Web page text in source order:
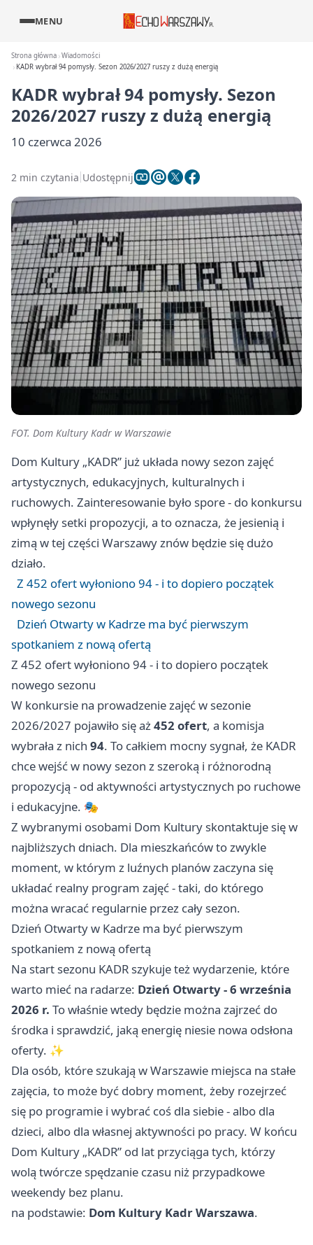
MENU
Strona główna Wiadomości
KADR wybrał 94 pomysły. Sezon 2026/2027 ruszy z dużą energią
KADR wybrał 94 pomysły. Sezon
2026/2027 ruszy z dużą energią
10 czerwca 2026
2 min czytania Udostępnij
FOT. Dom Kultury Kadr w Warszawie
Dom Kultury „KADR” już układa nowy sezon zajęć
artystycznych, edukacyjnych, kulturalnych i
ruchowych. Zainteresowanie było spore - do konkursu
wpłynęły setki propozycji, a to oznacza, że jesienią i
zimą w tej części Warszawy znów będzie się dużo
działo.
Z 452 ofert wyłoniono 94 - i to dopiero początek
nowego sezonu
Dzień Otwarty w Kadrze ma być pierwszym
spotkaniem z nową ofertą
Z 452 ofert wyłoniono 94 - i to dopiero początek
nowego sezonu
W konkursie na prowadzenie zajęć w sezonie
2026/2027 pojawiło się aż452 ofert, a komisja
wybrała z nich 94. To całkiem mocny sygnał, że KADR
chce wejść w nowy sezon z szeroką i różnorodną
propozycją - od aktywności artystycznych po ruchowe
i edukacyjne. 🎭
Z wybranymi osobami Dom Kultury skontaktuje się w
najbliższych dniach. Dla mieszkańców to zwykle
moment, w którym z luźnych planów zaczyna się
układać realny program zajęć - taki, do którego
można wracać regularnie przez cały sezon.
Dzień Otwarty w Kadrze ma być pierwszym
spotkaniem z nową ofertą
Na start sezonu KADR szykuje też wydarzenie, które
warto mieć na radarze: Dzień Otwarty - 6 września
2026 r. To właśnie wtedy będzie można zajrzeć do
środka i sprawdzić, jaką energię niesie nowa odsłona
oferty. ✨
Dla osób, które szukają w Warszawie miejsca na stałe
zajęcia, to może być dobry moment, żeby rozejrzeć
się po programie i wybrać coś dla siebie - albo dla
dzieci, albo dla własnej aktywności po pracy. W końcu
Dom Kultury „KADR” od lat przyciąga tych, którzy
wolą twórcze spędzanie czasu niż przypadkowe
weekendy bez planu.
na podstawie: Dom Kultury Kadr Warszawa.